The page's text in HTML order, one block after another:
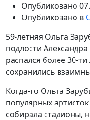
Опубликовано
Опубликовано в
59-летняя Ольга
подлости
распался более 30-
сохранились
Когда-то Ольга
популярных
собирала стадионы,